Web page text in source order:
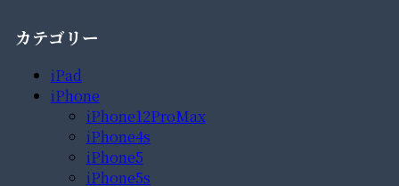
カテゴリー
iPad
iPhone
iPhone12ProMax
iPhone4s
iPhone5
iPhone5s